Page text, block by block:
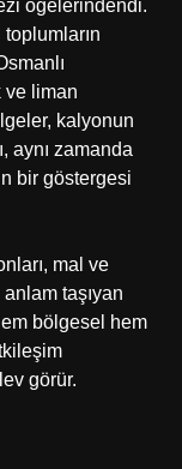
öğelerindendi.
toplumların
ve liman
kalyonun
aynı zamanda
bir göstergesi
mal ve
taşıyan
bölgesel hem
görür.